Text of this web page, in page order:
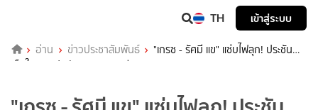
TH เข้าสู่ระบบ
อ่าน ข่าวประชาสัมพันธ์
"เกรซ - รัศมี แข" แซ่บไฟลุก! ประชัน
เผ็ชในงานเปิดตัว ซอสพริกศรีราชาพานิช Immersive Branding